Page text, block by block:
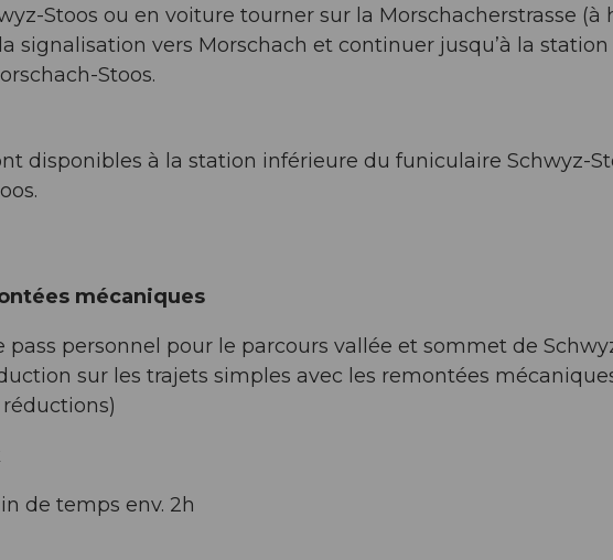
Stoos ou en voiture tourner sur la Morschacherstrasse (à
signalisation vers Morschach et continuer jusqu’à la
Stoos.
disponibles à la station inférieure du funiculaire Schwyz-
mécaniques
personnel pour le parcours vallée et sommet de
sur les trajets simples avec les remontées
de temps env. 2h